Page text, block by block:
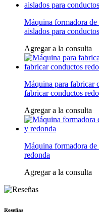
Máquina formadora
aislados para
Agregar a la consulta
Máquina para fabricar
fabricar conductos
Agregar a la consulta
Máquina formadora
redonda
Agregar a la consulta
Reseñas